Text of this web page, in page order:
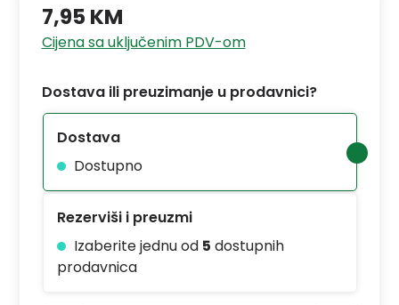
7,95 KM
Cijena sa uključenim PDV-om
Dostava ili preuzimanje u prodavnici?
Dostava
Dostupno
Rezerviši i preuzmi
Izaberite jednu od 5 dostupnih
prodavnica